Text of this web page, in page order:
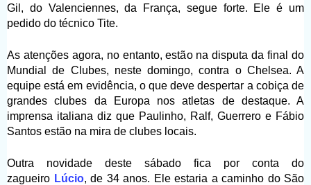
Gil, do Valenciennes, da França, segue forte. Ele é um
pedido do técnico Tite.
As atenções agora, no entanto, estão na disputa da final do
Mundial de Clubes, neste domingo, contra o Chelsea. A
equipe está em evidência, o que deve despertar a cobiça de
grandes clubes da Europa nos atletas de destaque. A
imprensa italiana diz que Paulinho, Ralf, Guerrero e Fábio
Santos estão na mira de clubes locais.
Outra novidade deste sábado fica por conta do
zagueiro Lúcio, de 34 anos. Ele estaria a caminho do São